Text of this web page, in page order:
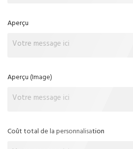
Aperçu
Aperçu (Image)
Coût total de la personnalisation